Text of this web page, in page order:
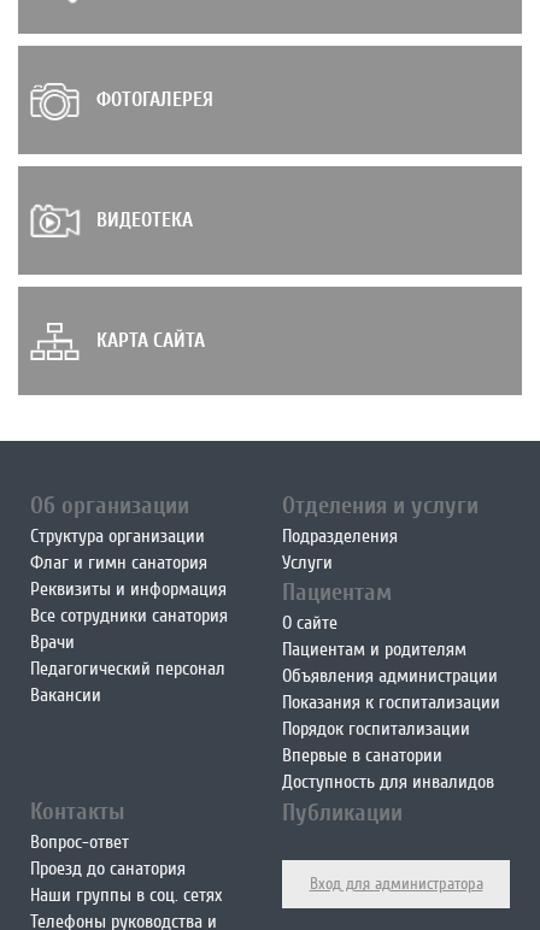
ФОТОГАЛЕРЕЯ
ВИДЕОТЕКА
КАРТА САЙТА
Об организации
Структура организации
Флаг и гимн санатория
Реквизиты и информация
Все сотрудники санатория
Врачи
Педагогический персонал
Вакансии
Отделения и услуги
Подразделения
Услуги
Пациентам
О сайте
Пациентам и родителям
Объявления администрации
Показания к госпитализации
Порядок госпитализации
Впервые в санатории
Доступность для инвалидов
Контакты
Вопрос-ответ
Проезд до санатория
Наши группы в соц. сетях
Телефоны руководства и
Публикации
Вход для администратора